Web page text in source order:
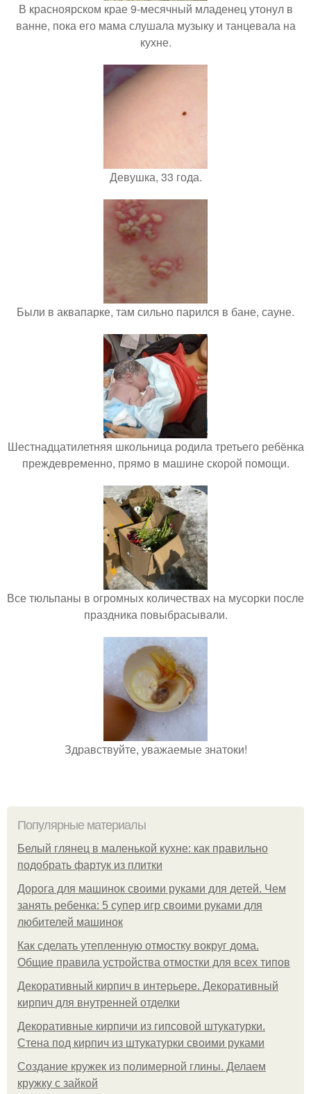
В красноярском крае 9-месячный младенец утонул в
ванне, пока его мама слушала музыку и танцевала на
кухне.
Девушка, 33 года.
Были в аквапарке, там сильно парился в бане, сауне.
Шестнадцатилетняя школьница родила третьего ребёнка
преждевременно, прямо в машине скорой помощи.
Все тюльпаны в огромных количествах на мусорки после
праздника повыбрасывали.
Здравствуйте, уважаемые знатоки!
Популярные материалы
Белый глянец в маленькой кухне: как правильно
подобрать фартук из плитки
Дорога для машинок своими руками для детей. Чем
занять ребенка: 5 супер игр своими руками для
любителей машинок
Как сделать утепленную отмостку вокруг дома.
Общие правила устройства отмостки для всех типов
Декоративный кирпич в интерьере. Декоративный
кирпич для внутренней отделки
Декоративные кирпичи из гипсовой штукатурки.
Стена под кирпич из штукатурки своими руками
Создание кружек из полимерной глины. Делаем
кружку с зайкой